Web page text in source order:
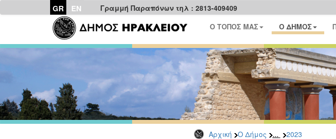
GR EN Γραμμή Παραπόνων τηλ : 2813-409409
Ο ΤΟΠΟΣ ΜΑΣ Ο ΔΗΜΟΣ
Αρχική Ο Δήμος ... 2023